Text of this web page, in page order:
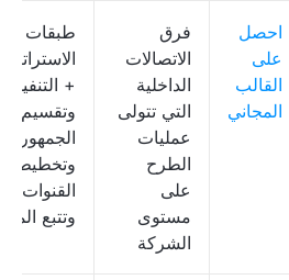
احصل
على
القالب
المجاني
فرق
الاتصالات
الداخلية
التي تتولى
عمليات
الطرح
على
مستوى
الشركة
طبقات
+ التنفيذ،
وتقسيم
الجمهور،
وتخطيط
القنوات،
وتتبع